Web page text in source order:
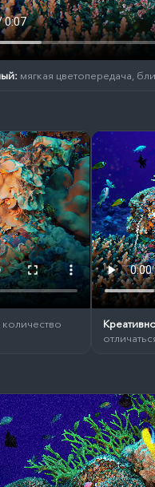
мягкая цветопередача,